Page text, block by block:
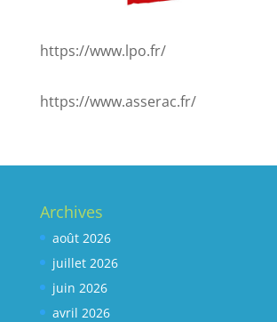
https://www.lpo.fr/
https://www.asserac.fr/
Archives
août 2026
juillet 2026
juin 2026
avril 2026